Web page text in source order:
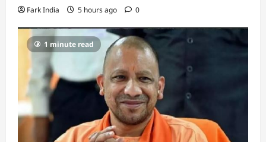
Fark India 5 hours ago 0
1 minute read